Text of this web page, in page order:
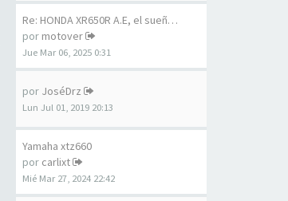
Re: HONDA XR650R A.E, el sueñ…
por motover
Jue Mar 06, 2025 0:31
por JoséDrz
Lun Jul 01, 2019 20:13
Yamaha xtz660
por carlixt
Mié Mar 27, 2024 22:42